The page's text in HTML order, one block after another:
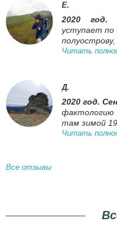
Е.
2020
уступает по
Читать
Д.
2020 год.
фактологию
там зимой
Читать
Все отзывы